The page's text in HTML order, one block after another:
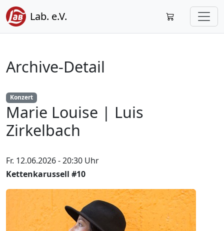
Lab. e.V.
Archive-Detail
Konzert
Marie Louise | Luis
Zirkelbach
Fr. 12.06.2026 - 20:30 Uhr
Kettenkarussell #10